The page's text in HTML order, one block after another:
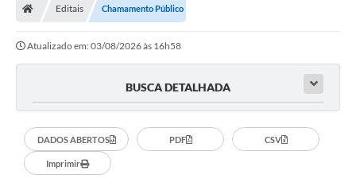
Licitações / PCA
Concessão Pública
Legislação
Contratos
Galeria de Fotos
Editais Chamamento Público
Atualizado em: 03/08/2026 às 16h58
BUSCA DETALHADA
DADOS ABERTOS PDF CSV
Imprimir